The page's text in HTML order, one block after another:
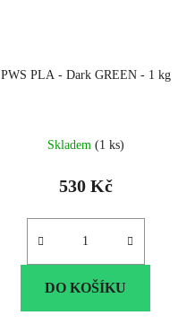
PWS PLA - Dark GREEN - 1 kg
Skladem (1 ks)
530 Kč
DO KOŠÍKU